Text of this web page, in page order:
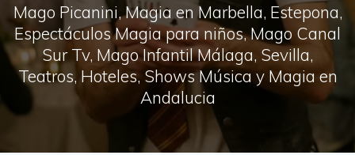
Mago Picanini, Magia en Marbella, Estepona,
Espectáculos Magia para niños, Mago Canal
Sur Tv, Mago Infantil Málaga, Sevilla,
Teatros, Hoteles, Shows Música y Magia en
Andalucia